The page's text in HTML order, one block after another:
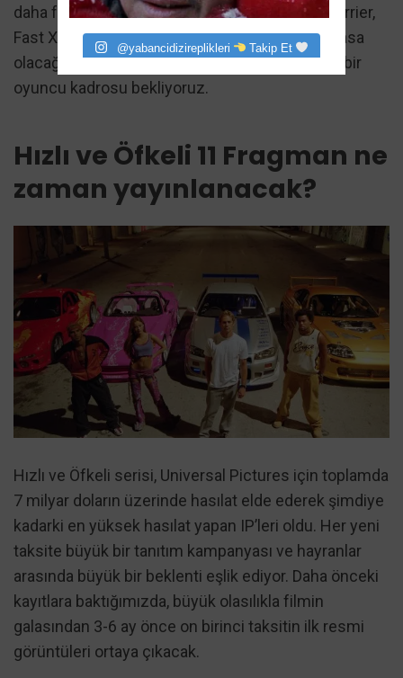
daha fazla oyuncu kadrosu var. Yönetmen Leterrier,
Fast X’in büyük olduğunu, ancak Fast 11’in devasa
olacağını söyleyerek alay etti, bu yüzden geniş bir
oyuncu kadrosu bekliyoruz.
Hızlı ve Öfkeli 11 Fragman ne
zaman yayınlanacak?
Hızlı ve Öfkeli serisi, Universal Pictures için toplamda
7 milyar doların üzerinde hasılat elde ederek şimdiye
kadarki en yüksek hasılat yapan IP’leri oldu. Her yeni
taksite büyük bir tanıtım kampanyası ve hayranlar
arasında büyük bir beklenti eşlik ediyor. Daha önceki
kayıtlara baktığımızda, büyük olasılıkla filmin
galasından 3-6 ay önce on birinci taksitin ilk resmi
görüntüleri ortaya çıkacak.
@yabancidizireplikleri Takip Et